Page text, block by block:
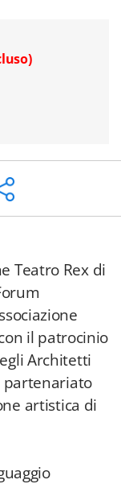
Teatro Rex di
il patrocinio
Architetti
partenariato
artistica di